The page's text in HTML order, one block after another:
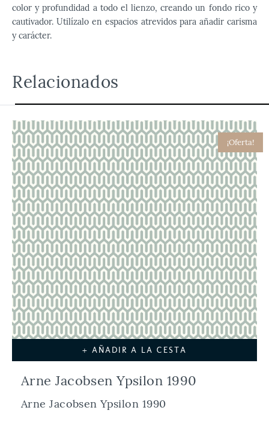
color y profundidad a todo el lienzo, creando un fondo rico y
cautivador. Utilízalo en espacios atrevidos para añadir carisma
y carácter.
Relacionados
¡Oferta!
+ AÑADIR A LA CESTA
Arne Jacobsen Ypsilon 1990
Arne Jacobsen Ypsilon 1990